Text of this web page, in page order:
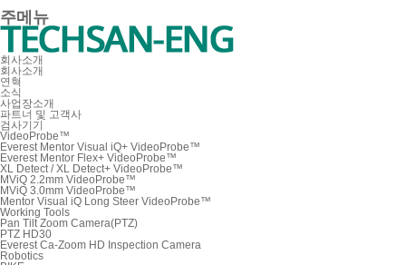
주메뉴
회사소개
회사소개
연혁
소식
사업장소개
파트너 및 고객사
검사기기
VideoProbe™
Everest Mentor Visual iQ+ VideoProbe™
Everest Mentor Flex+ VideoProbe™
XL Detect / XL Detect+ VideoProbe™
MViQ 2.2mm VideoProbe™
MViQ 3.0mm VideoProbe™
Mentor Visual iQ Long Steer VideoProbe™
Working Tools
Pan Tilt Zoom Camera(PTZ)
PTZ HD30
Everest Ca-Zoom HD Inspection Camera
Robotics